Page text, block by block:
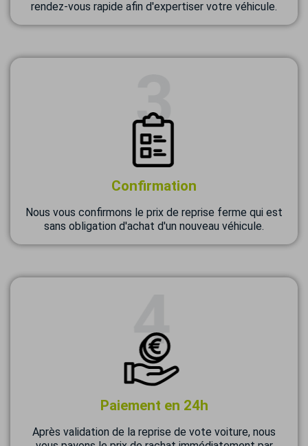
rendez-vous rapide afin d'expertiser votre véhicule.
Confirmation
Nous vous confirmons le prix de reprise ferme qui est
sans obligation d'achat d'un nouveau véhicule.
Paiement en 24h
Après validation de la reprise de vote voiture, nous